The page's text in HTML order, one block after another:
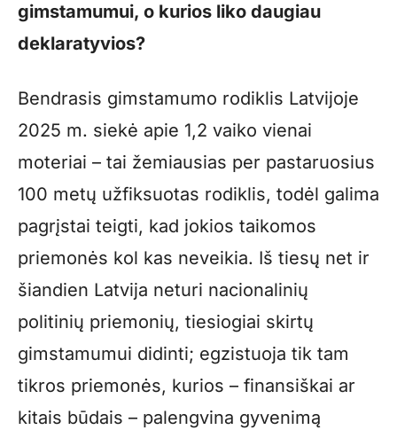
gimstamumui, o kurios liko daugiau
deklaratyvios?
Bendrasis gimstamumo rodiklis Latvijoje
2025 m. siekė apie 1,2 vaiko vienai
moteriai – tai žemiausias per pastaruosius
100 metų užfiksuotas rodiklis, todėl galima
pagrįstai teigti, kad jokios taikomos
priemonės kol kas neveikia. Iš tiesų net ir
šiandien Latvija neturi nacionalinių
politinių priemonių, tiesiogiai skirtų
gimstamumui didinti; egzistuoja tik tam
tikros priemonės, kurios – finansiškai ar
kitais būdais – palengvina gyvenimą